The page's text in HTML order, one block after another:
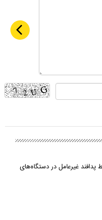
پدافند غیرعامل در دستگاه‌های